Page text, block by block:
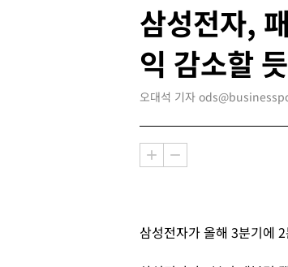
삼성전자,
익 감소할 듯
오대석 기자
삼성전자가 올해 3분기에